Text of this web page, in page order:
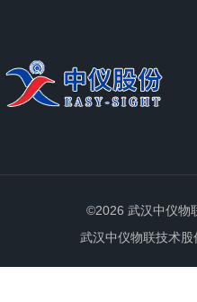
©2026 武汉中仪物
武汉中仪物联技术